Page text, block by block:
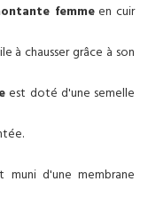
femmeen cuir
à chausser grâce à son
est doté d'une semelle
d'une membrane